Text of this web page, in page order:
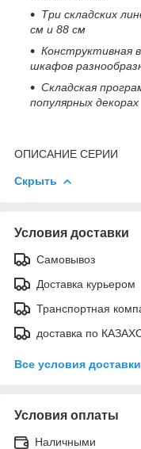
Три складских
см и 88 см
Конструктивная
шкафов
Складская
популярных декорах
ОПИСАНИЕ СЕРИИ
Скрыть
Условия доставки
Самовывоз
Доставка курьером
Транспортная
доставка по
Все условия доставки
Условия оплаты
Наличными